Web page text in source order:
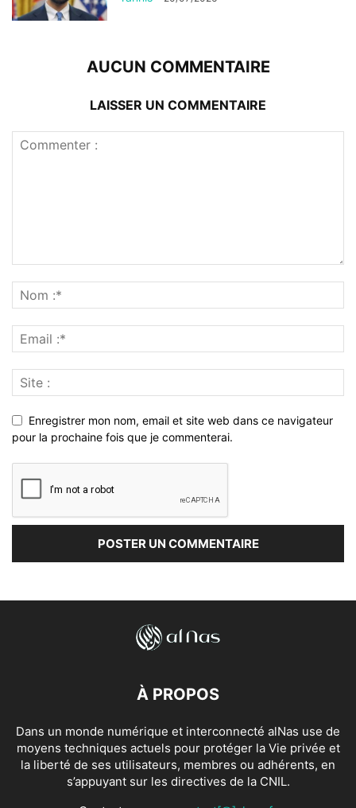
AUCUN COMMENTAIRE
LAISSER UN COMMENTAIRE
Enregistrer mon nom, email et site web dans ce navigateur
pour la prochaine fois que je commenterai.
À PROPOS
Dans un monde numérique et interconnecté alNas use de
moyens techniques actuels pour protéger la Vie privée et
la liberté de ses utilisateurs, membres ou adhérents, en
s’appuyant sur les directives de la CNIL.